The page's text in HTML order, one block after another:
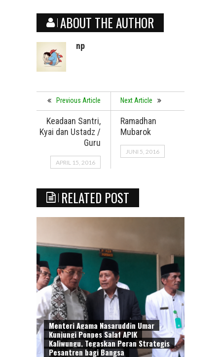
ABOUT THE AUTHOR
np
Previous Article
Keadaan Santri,
Kyai dan Ustadz /
Guru
APRIL 15, 2016
Next Article
Ramadhan
Mubarok
JUNI 5, 2016
RELATED POST
Menteri Agama Nasaruddin Umar
Kunjungi Ponpes Salaf APIK
Kaliwungu, Tegaskan Peran Strategis
Pesantren bagi Bangsa